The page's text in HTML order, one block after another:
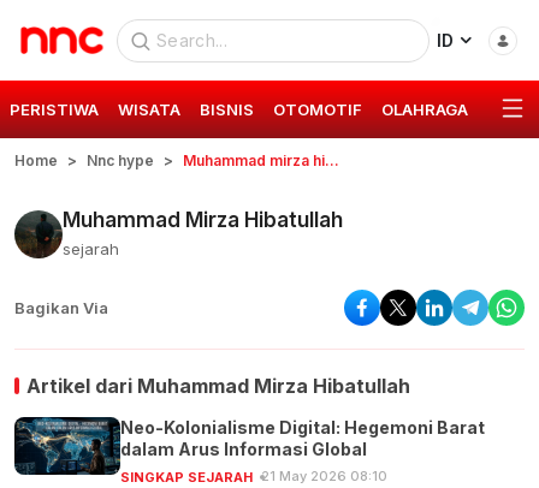
ID
PERISTIWA WISATA BISNIS OTOMOTIF OLAHRAGA GAYA
Home Nnc hype Muhammad mirza hibatullah
Muhammad Mirza Hibatullah
sejarah
Bagikan Via
Artikel dari Muhammad Mirza Hibatullah
Neo-Kolonialisme Digital: Hegemoni Barat
dalam Arus Informasi Global
SINGKAP SEJARAH 21 May 2026 08:10